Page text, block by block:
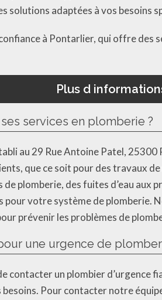
solutions adaptées à vos besoins
à Pontarlier, qui offre
Plus d
services en plomberie ?
au 29 Rue Antoine Patel,
que ce soit pour des travaux
plomberie, des fuites d’eau aux
votre système de plomberie.
prévenir les problèmes de
une urgence de
contacter un plombier d’urgence
Pour contacter notre